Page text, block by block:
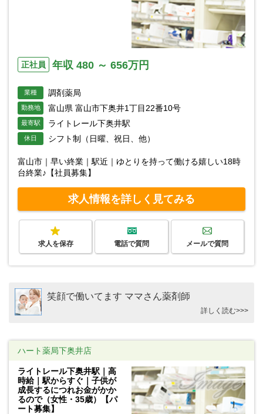
正社員 年収 480 ～ 656万円
業種 調剤薬局
勤務地 富山県 富山市下奥井1丁目22番10号
最寄駅 ライトレール下奥井駅
休日 シフト制（日曜、祝日、他）
富山市｜早い終業｜駅近｜ゆとりを持って働ける嬉しい18時
台終業♪【社員募集】
求人情報を詳しく見てみる
求人を保存 電話で質問 メールで質問
笑顔で働いてます ママさん薬剤師
詳しく読む>>>
ハート薬局下奥井店
ライトレール下奥井駅｜高
時給｜駅からすぐ｜子供が
成長するにつれお金がかか
るので（女性・35歳）【パ
ート募集】